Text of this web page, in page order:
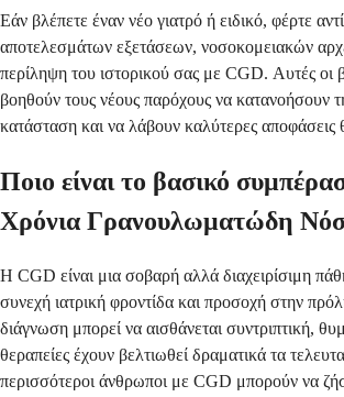
Εάν βλέπετε έναν νέο γιατρό ή ειδικό, φέρτε
αποτελεσμάτων εξετάσεων, νοσοκομειακών
περίληψη του ιστορικού σας με CGD. Αυτές οι
βοηθούν τους νέους παρόχους να κατανοήσουν
κατάσταση και να λάβουν καλύτερες αποφάσεις
Ποιο είναι το βασικό
Χρόνια Γρανουλωματώδη
Η CGD είναι μια σοβαρή αλλά διαχειρίσιμη
συνεχή ιατρική φροντίδα και προσοχή στην
διάγνωση μπορεί να αισθάνεται συντριπτική,
θεραπείες έχουν βελτιωθεί δραματικά τα
περισσότεροι άνθρωποι με CGD μπορούν να